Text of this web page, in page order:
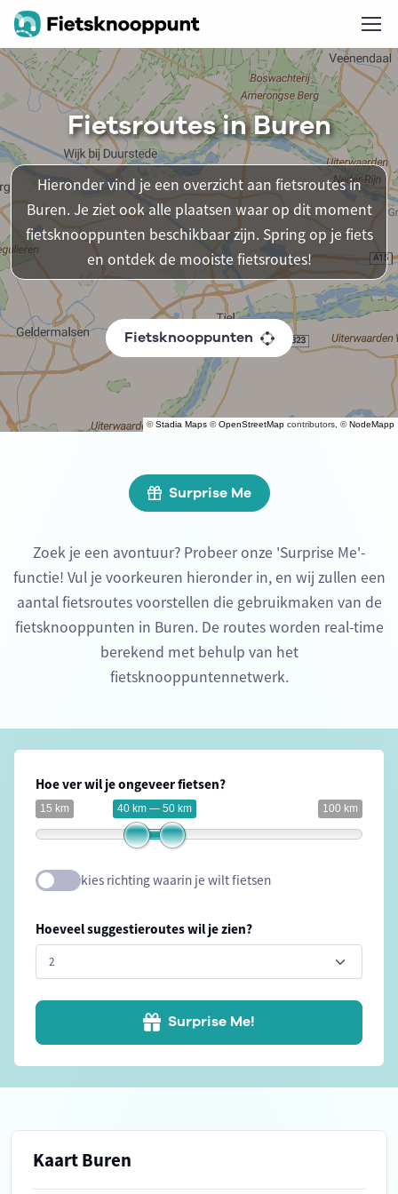
©Stadia Maps ©OpenStreetMap contributors, ©NodeMapp
Fietsroutes in Buren
Hieronder vind je een overzicht aan fietsroutes in
Buren. Je ziet ook alle plaatsen waar op dit moment
fietsknooppunten beschikbaar zijn. Spring op je fiets
en ontdek de mooiste fietsroutes!
Fietsknooppunten
Surprise Me
Zoek je een avontuur? Probeer onze 'Surprise Me'-
functie! Vul je voorkeuren hieronder in, en wij zullen een
aantal fietsroutes voorstellen die gebruikmaken van de
fietsknooppunten in Buren. De routes worden real-time
berekend met behulp van het
fietsknooppuntennetwerk.
Hoe ver wil je ongeveer fietsen?
15 km 100 km
40 km — 50 km
kies richting waarin je wilt fietsen
Hoeveel suggestieroutes wil je zien?
Surprise Me!
Kaart Buren